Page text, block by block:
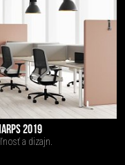
2019
a dizajn.